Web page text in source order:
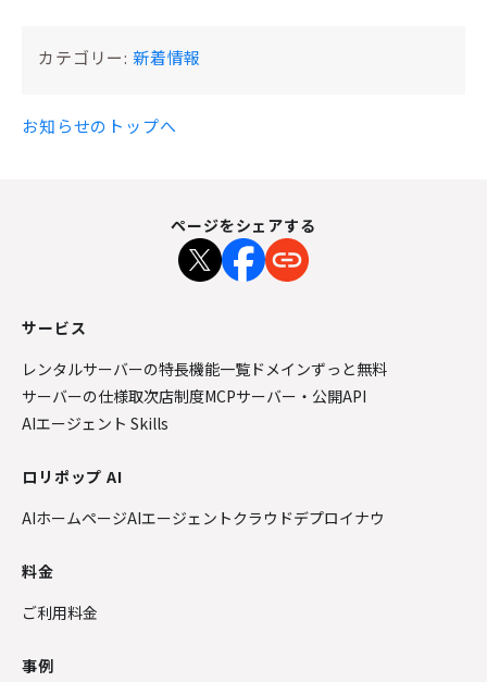
カテゴリー: 新着情報
お知らせのトップへ
ページをシェアする
サービス
レンタルサーバーの特長機能一覧 ドメインずっと無料
サーバーの仕様取次店制度MCPサーバー・公開API
AIエージェント Skills
ロリポップ AI
AIホームページAIエージェントクラウドデプロイナウ
料金
ご利用料金
事例